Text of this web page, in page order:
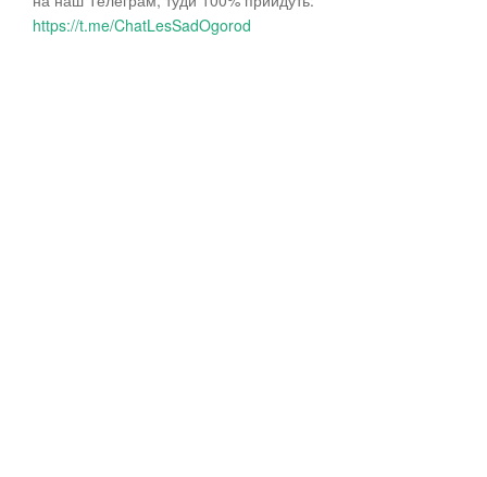
https://t.me/ChatLesSadOgorod